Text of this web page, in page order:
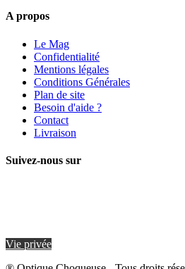
A propos
Le Mag
Confidentialité
Mentions légales
Conditions Générales
Plan de site
Besoin d'aide ?
Contact
Livraison
Suivez-nous sur
Vie privée